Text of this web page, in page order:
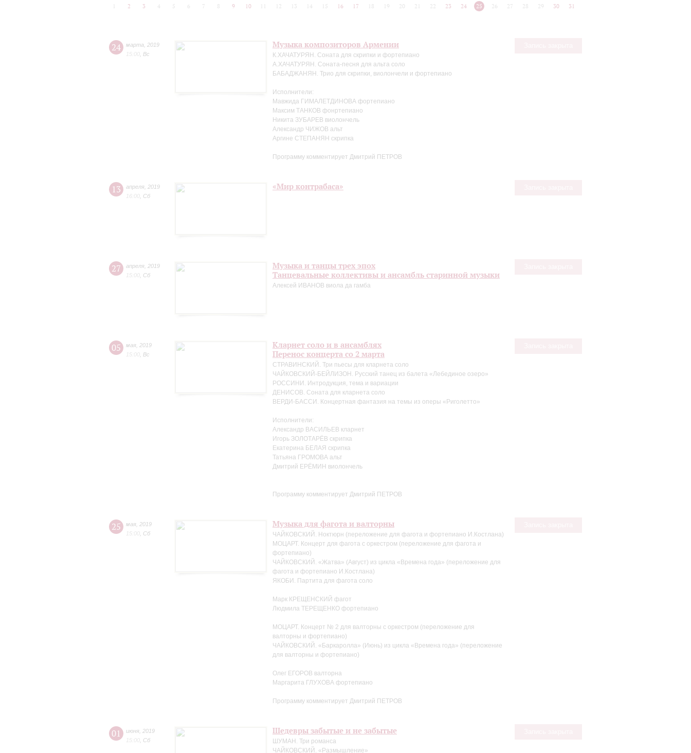
2 3 4 5 6 7 8 9 10 12 13 14 15 16 17 18 19 20 21 22 23 24 25 26 27 28 29 30 31
24 марта
2019
15:00 Вс
Музыка композиторов Армении
К.ХАЧАТУРЯН. Соната для скрипки и фортепиано
А.ХАЧАТУРЯН. Соната-песня для альта соло
БАБАДЖАНЯН. Трио для скрипки, виолончели и фортепиано
Исполнители:
Мавжида ГИМАЛЕТДИНОВА фортепиано
Максим ТАНКОВ фонртепиано
Никита ЗУБАРЕВ виолончель
Александр ЧИЖОВ альт
Аргине СТЕПАНЯН скрипка
Программу комментирует Дмитрий ПЕТРОВ
13 апреля 2019
16:00 Сб
«Мир контрабаса»
27 апреля 2019
15:00 Сб
Музыка и танцы трех эпох
Танцевальные коллективы и ансамбль старинной музыки
Алексей ИВАНОВ виола да гамба
05 мая 2019
15:00 Вс
Кларнет соло и в ансамблях
Перенос концерта со 2 марта
СТРАВИНСКИЙ. Три пьесы для кларнета соло
ЧАЙКОВСКИЙ-БЕЙЛИЗОН. Русский танец из балета «Лебединое озеро»
РОССИНИ. Интродукция, тема и вариации
ДЕНИСОВ. Соната для кларнета соло
ВЕРДИ-БАССИ. Концертная фантазия на темы из оперы «Риголетто»
Исполнители:
Александр ВАСИЛЬЕВ кларнет
Игорь ЗОЛОТАРЁВ скрипка
Екатерина БЕЛАЯ скрипка
Татьяна ГРОМОВА альт
Дмитрий ЕРЁМИН виолончель
Программу комментирует Дмитрий ПЕТРОВ
25 мая 2019
15:00 Сб
Музыка для фагота и валторны
ЧАЙКОВСКИЙ. Ноктюрн (переложение для фагота и фортепиано И.Костлана)
МОЦАРТ. Концерт для фагота с оркестром (переложение для фагота и
фортепиано)
ЧАЙКОВСКИЙ. «Жатва» (Август) из цикла «Времена года» (переложение для
фагота и фортепиано И.Костлана)
ЯКОБИ. Партита для фагота соло
Марк КРЕЩЕНСКИЙ фагот
Людмила ТЕРЕЩЕНКО фортепиано
МОЦАРТ. Концерт № 2 для валторны с оркестром (переложение для
валторны и фортепиано)
ЧАЙКОВСКИЙ. «Баркаролла» (Июнь) из цикла «Времена года» (переложение
для валторны и фортепиано)
Олег ЕГОРОВ валторна
Маргарита ГЛУХОВА фортепиано
Программу комментирует Дмитрий ПЕТРОВ
01 июня 2019
15:00 Сб
Шедевры забытые и не забытые
ШУМАН. Три романса
ЧАЙКОВСКИЙ. «Размышление»